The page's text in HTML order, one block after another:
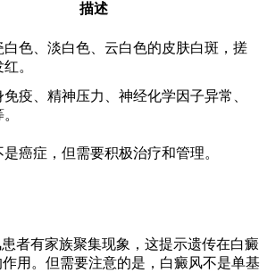
描述
白色、淡白色、云白色的皮肤白斑，搓
。
疫、精神压力、神经化学因子异常、
癌症，但需要积极治疗和管理。
者有家族聚集现象，这提示遗传在白癜
用。但需要注意的是，白癜风不是单基